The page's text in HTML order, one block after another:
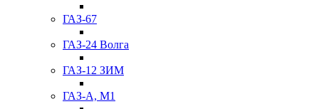
ГАЗ-67
ГАЗ-24 Волга
ГАЗ-12 ЗИМ
ГАЗ-А, М1